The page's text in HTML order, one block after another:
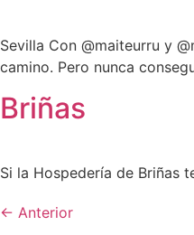
Sevilla Con @maiteurru y
camino. Pero nunca
Briñas
Si la Hospedería de Briñas
← Anterior